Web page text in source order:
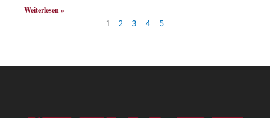
Weiterlesen »
1 2 3 4 5